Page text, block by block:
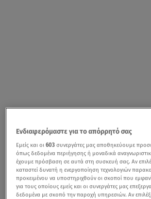
Ενδιαφερόμαστε για το απόρρητό σας
Εμείς και οι603 συνεργάτες μας αποθηκεύουμε
όπως δεδομένα περιήγησης ή μοναδικά
έχουμε πρόσβαση σε αυτά στη συσκευή σας. Αν
καταστεί δυνατή η ενεργοποίηση τεχνολογιών
προκειμένου να υποστηριχθούν οι σκοποί που
για τους οποίους εμείς και οι συνεργάτες μας
δεδομένα με σκοπό την παροχή υπηρεσιών. Αν